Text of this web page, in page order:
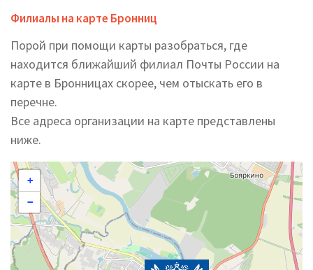
Филиалы на карте Бронниц
Порой при помощи карты разобраться, где
находится ближайший филиал Почты России на
карте в Бронницах скорее, чем отыскать его в
перечне.
Все адреса организации на карте представлены
ниже.
+
−